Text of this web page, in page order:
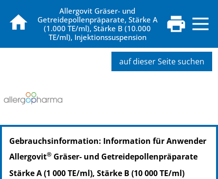
Allergovit Gräser- und
Getreidepollenpräparate, Stärke A
(1.000 TE/ml), Stärke B (10.000
TE/ml), Injektionssuspension
auf dieser Seite suchen
Gebrauchsinformation: Information für Anwender
Allergovit® Gräser- und Getreidepollenpräparate
Stärke A (1 000 TE/ml), Stärke B (10 000 TE/ml)